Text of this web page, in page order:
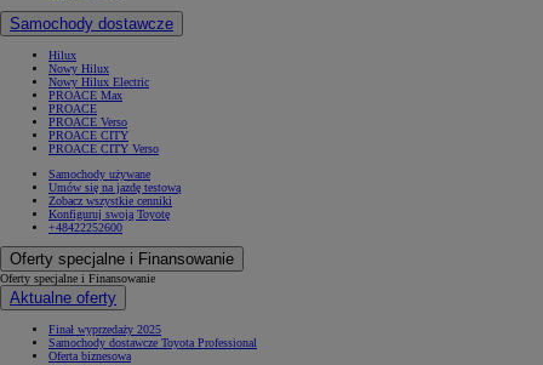
Samochody dostawcze
Hilux
Nowy Hilux
Nowy Hilux Electric
PROACE Max
PROACE
PROACE Verso
PROACE CITY
PROACE CITY Verso
Samochody używane
Umów się na jazdę testową
Zobacz wszystkie cenniki
Konfiguruj swoją Toyotę
+48422252600
Oferty specjalne i Finansowanie
Oferty specjalne i Finansowanie
Aktualne oferty
Finał wyprzedaży 2025
Samochody dostawcze Toyota Professional
Oferta biznesowa